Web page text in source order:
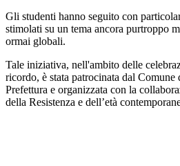
Gli studenti hanno seguito con
stimolati su un tema ancora purtroppo
ormai globali.
Tale iniziativa, nell'ambito delle
ricordo, è stata patrocinata dal Comune
Prefettura e organizzata con la
della Resistenza e dell’età